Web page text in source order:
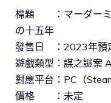
標題 ：マーダーミ
の十五年
發售日 ：2023年預
遊戲類型：謀之謎案
對應平台：PC（
價格 ：未定